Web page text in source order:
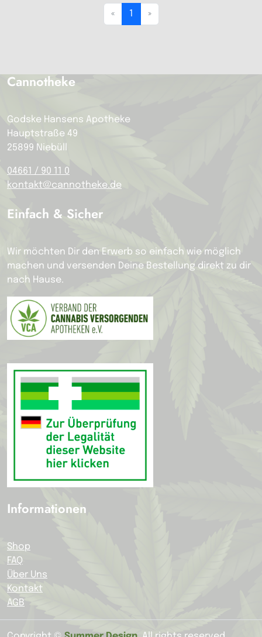
« 1 »
Cannotheke
Godske Hansens Apotheke
Hauptstraße 49
25899 Niebüll
04661 / 90 11 0
kontakt@cannotheke.de
Einfach & Sicher
Wir möchten Dir den Erwerb so einfach wie möglich
machen und versenden Deine Bestellung direkt zu dir
nach Hause.
Informationen
Shop
FAQ
Über Uns
Kontakt
AGB